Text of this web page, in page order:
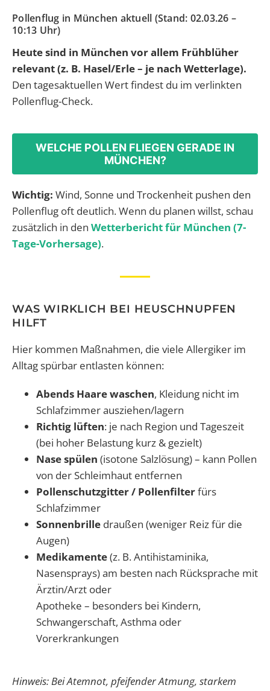
Pollenflug in München aktuell (Stand: 02.03.26 –
10:13 Uhr)
Heute sind in München vor allem Frühblüher
relevant (z. B. Hasel/Erle – je nach Wetterlage).
Den tagesaktuellen Wert findest du im verlinkten
Pollenflug-Check.
WELCHE POLLEN FLIEGEN GERADE IN
MÜNCHEN?
Wichtig: Wind, Sonne und Trockenheit pushen den
Pollenflug oft deutlich. Wenn du planen willst, schau
zusätzlich in den Wetterbericht für München (7-
Tage-Vorhersage).
WAS WIRKLICH BEI HEUSCHNUPFEN
HILFT
Hier kommen Maßnahmen, die viele Allergiker im
Alltag spürbar entlasten können:
Abends Haare waschen, Kleidung nicht im
Schlafzimmer ausziehen/lagern
Richtig lüften: je nach Region und Tageszeit
(bei hoher Belastung kurz & gezielt)
Nase spülen (isotone Salzlösung) – kann Pollen
von der Schleimhaut entfernen
Pollenschutzgitter / Pollenfilterfürs
Schlafzimmer
Sonnenbrille draußen (weniger Reiz für die
Augen)
Medikamente(z. B. Antihistaminika,
Nasensprays) am besten nach Rücksprache mit
Ärztin/Arzt oder
Apotheke – besonders bei Kindern,
Schwangerschaft, Asthma oder
Vorerkrankungen
Hinweis: Bei Atemnot, pfeifender Atmung, starkem